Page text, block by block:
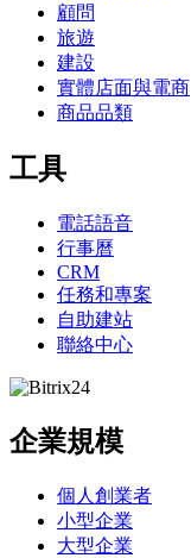
顧問
旅遊
建設
實體店面與電商
商品品類
工具
電話語音
行事曆
CRM
任務和專案
自助建站
聯絡中心
企業規模
個人創業者
小型企業
大型企業